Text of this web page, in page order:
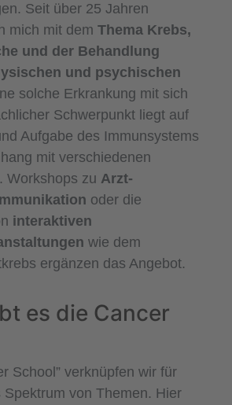
Seit über 25 Jahren
mich mit dem Thema Krebs,
und der Behandlung
und psychischen
solche Erkrankung mit sich
Schwerpunkt liegt auf
Aufgabe des Immunsystems
mit verschiedenen
Workshops zu Arzt-
oder die
interaktiven
wie dem
ergänzen das Angebot.
es die Cancer
School” verknüpfen wir für
Spektrum von Themen. Hier